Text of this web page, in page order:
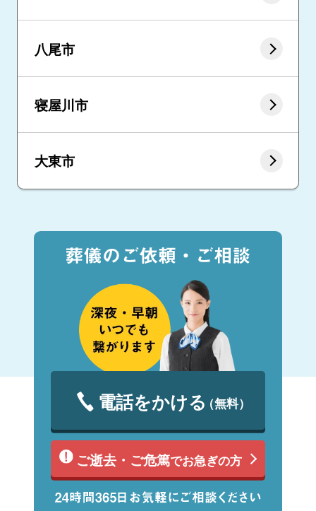
八尾市
寝屋川市
大東市
電話をかける（無料）
ご逝去・ご危篤でお急ぎの方